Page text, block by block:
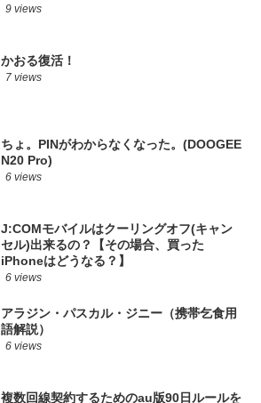
9 views
かおる復活！
7 views
ちょ。PINがわからなくなった。(DOOGEE
N20 Pro)
6 views
J:COMモバイルはクーリングオフ(キャン
セル)出来るの？【その場合、買った
iPhoneはどうなる？】
6 views
アラジン・パスカル・ジニー（携帯乞食用
語解説）
6 views
複数回線契約するためのau版90日ルールを